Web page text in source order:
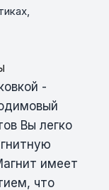
-
Вы легко
имеет
что